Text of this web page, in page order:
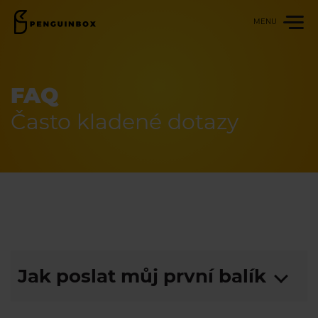
MENU
Sledovat /
Registrovat
FAQ
Často kladené dotazy
Jak poslat můj první balík